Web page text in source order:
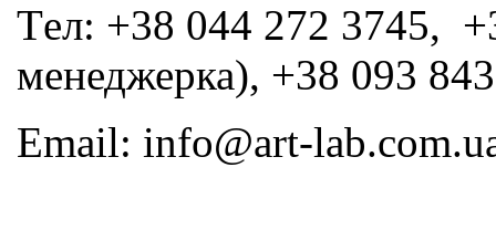
Tел: +38 044 272 3745,
менеджерка), +38 093
Email: info@art-